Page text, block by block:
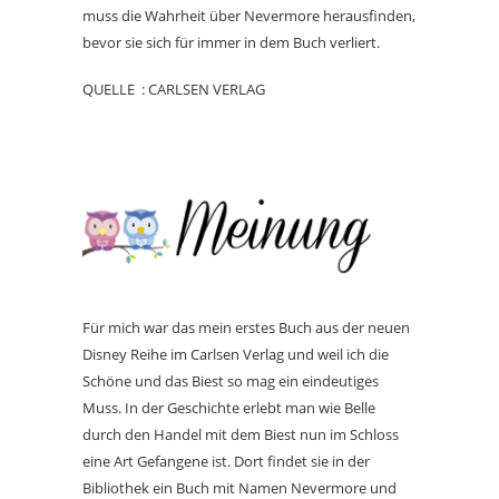
muss die Wahrheit über Nevermore herausfinden,
bevor sie sich für immer in dem Buch verliert.
QUELLE : CARLSEN VERLAG
Für mich war das mein erstes Buch aus der neuen
Disney Reihe im Carlsen Verlag und weil ich die
Schöne und das Biest so mag ein eindeutiges
Muss. In der Geschichte erlebt man wie Belle
durch den Handel mit dem Biest nun im Schloss
eine Art Gefangene ist. Dort findet sie in der
Bibliothek ein Buch mit Namen Nevermore und